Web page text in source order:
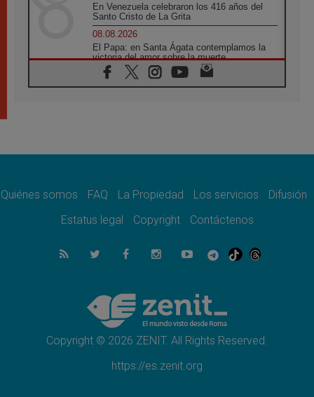
En Venezuela celebraron los 416 años del
Santo Cristo de La Grita
08.08.2026
El Papa: en Santa Ágata contemplamos la
victoria del amor sobre la muerte
08.08.2026
León XIV visitará el Santuario de la Madre
07.08.2026
07.08.2026
el compromiso del cristiano"
La matanza de niños en Gaza no cesa: 300
muertos en 300 días
Tagle: La guerra desfigura el mundo, solo la
revelación de Dios lo transfigura
Quiénes somos FAQ La Propiedad Los servicios
Difusión
Estatus legal
Copyright Contáctenos
Copyright © 2026 ZENIT. All Rights Reserved.
https://es.zenit.org